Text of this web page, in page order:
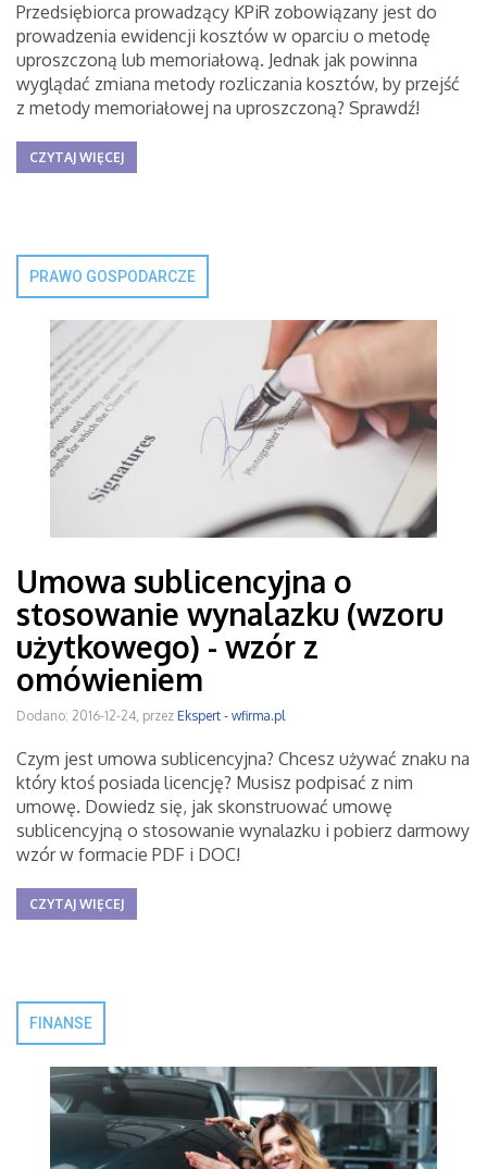
Przedsiębiorca prowadzący KPiR zobowiązany jest do
prowadzenia ewidencji kosztów w oparciu o metodę
uproszczoną lub memoriałową. Jednak jak powinna
wyglądać zmiana metody rozliczania kosztów, by przejść
z metody memoriałowej na uproszczoną? Sprawdź!
CZYTAJ WIĘCEJ
PRAWO GOSPODARCZE
Umowa sublicencyjna o
stosowanie wynalazku (wzoru
użytkowego) - wzór z
omówieniem
Dodano: 2016-12-24, przez Ekspert - wfirma.pl
Czym jest umowa sublicencyjna? Chcesz używać znaku na
który ktoś posiada licencję? Musisz podpisać z nim
umowę. Dowiedz się, jak skonstruować umowę
sublicencyjną o stosowanie wynalazku i pobierz darmowy
wzór w formacie PDF i DOC!
CZYTAJ WIĘCEJ
FINANSE